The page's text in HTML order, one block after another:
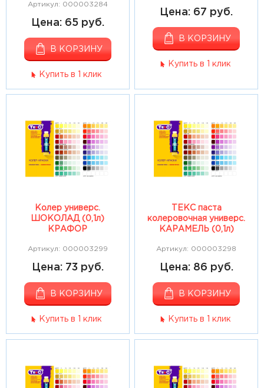
Артикул: 000003284
Цена: 65 руб.
В КОРЗИНУ
Купить в 1 клик
Цена: 67 руб.
В КОРЗИНУ
Купить в 1 клик
Колер универс.
ШОКОЛАД (0,1л)
КРАФОР
Артикул: 000003299
Цена: 73 руб.
В КОРЗИНУ
Купить в 1 клик
ТЕКС паста
колеровочная универс.
КАРАМЕЛЬ (0,1л)
Артикул: 000003298
Цена: 86 руб.
В КОРЗИНУ
Купить в 1 клик